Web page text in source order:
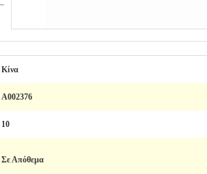
Κίνα
A002376
10
Σε Απόθεμα